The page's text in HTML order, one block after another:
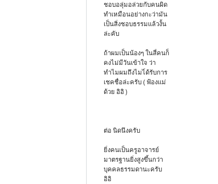
ชอบอลุ่มอล่วยกับคนผิด
ทำเหมือนอย่างกะว่ามัน
เป็นสิ่งชอบธรรมแล้วงั้น
ล่ะคับ
ถ้าผมเป็นน้องๆ ในสี่คนก็
คงไม่มีวันเข้าใจ ว่า
ทำไมผมถึงไมไ่ด้รับการ
เชคชื่อล่ะครับ ( ฟ้องแม่
ด้วย อิอิ )
ต่อ นิดนึงครับ
ยิ่งคนเป็นครูอาจารย์
มาตรฐานยิ่งสูงขึ้นกว่า
บุคคลธรรมดานะครับ
อิอิ